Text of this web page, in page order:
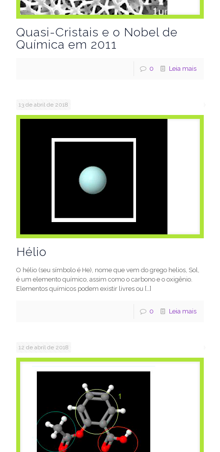
Quasi-Cristais e o Nobel de
Química em 2011
0 Leia mais
13 de abril de 2018
Hélio
O hélio (seu símbolo é He), nome que vem do grego helios, Sol,
é um elemento químico, assim como o carbono e o oxigênio.
Elementos químicos podem existir livres ou […]
0 Leia mais
12 de abril de 2018